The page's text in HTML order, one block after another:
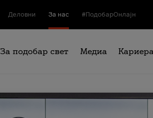
Деловни За нас #ПодобарОнлајн
За подобар свет Медиа